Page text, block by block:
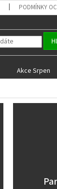
PODMÍNKY
Akce Srpen